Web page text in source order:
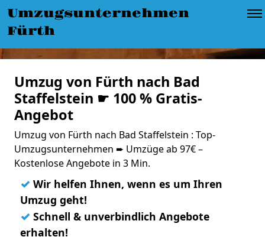
Umzugsunternehmen
Fürth
Umzug von Fürth nach Bad
Staffelstein ☛ 100 % Gratis-
Angebot
Umzug von Fürth nach Bad Staffelstein : Top-
Umzugsunternehmen ➨ Umzüge ab 97€ –
Kostenlose Angebote in 3 Min.
✓ Wir helfen Ihnen, wenn es um Ihren
Umzug geht!
✓ Schnell & unverbindlich Angebote
erhalten!